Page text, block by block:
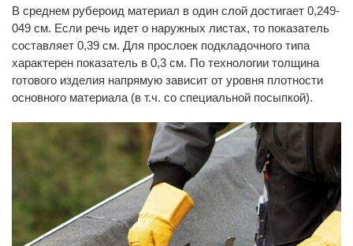
В среднем рубероид материал в один слой достигает 0,249-
049 см. Если речь идет о наружных листах, то показатель
составляет 0,39 см. Для прослоек подкладочного типа
характерен показатель в 0,3 см. По технологии толщина
готового изделия напрямую зависит от уровня плотности
основного материала (в т.ч. со специальной посыпкой).